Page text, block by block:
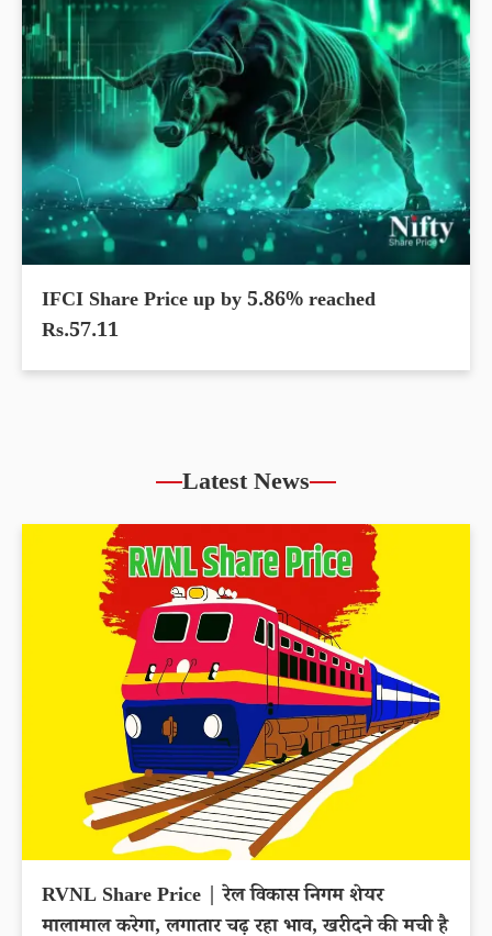
IFCI Share Price up by 5.86% reached
Rs.57.11
Latest News
RVNL Share Price | रेल विकास निगम शेयर
मालामाल करेगा, लगातार चढ़ रहा भाव, खरीदने की मची है